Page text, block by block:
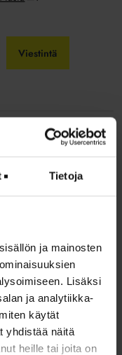
Tietoja
ja mainosten
Lisäksi
ja analytiikka-
käytät
yhdistää näitä
heille tai joita on
Viestintä
on murroksessa ja on
sen tulevaisuutta.
muutoksia ja